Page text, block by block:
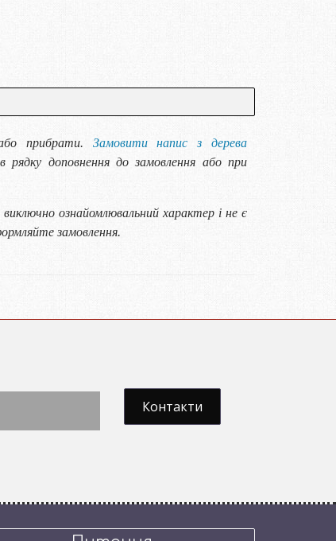
прибрати. Замовити напис з дерева
доповнення до замовлення або при
ознайомлювальний характер і не є
замовлення.
Контакти